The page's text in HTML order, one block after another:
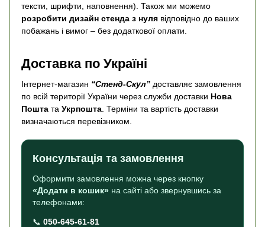
тексти, шрифти, наповнення). Також ми можемо
розробити дизайн стенда з нуля відповідно до ваших
побажань і вимог – без додаткової оплати.
Доставка по Україні
Інтернет-магазин “Стенд-Скул” доставляє замовлення
по всій території України через служби доставки Нова
Пошта та Укрпошта . Терміни та вартість доставки
визначаються перевізником.
Консультація та замовлення
Оформити замовлення можна через кнопку
«Додати в кошик» на сайті або звернувшись за
телефонами:
📞 050-645-61-81